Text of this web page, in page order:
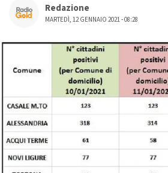
Redazione
MARTEDÌ, 12 GENNAIO 2021 - 08:28